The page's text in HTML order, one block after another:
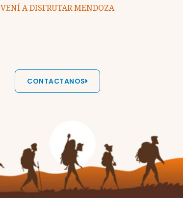
VENÍ A DISFRUTAR MENDOZA
CONTACTANOS